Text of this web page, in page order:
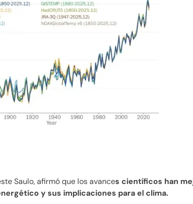
Saulo, afirmó que los avances científicos han
y sus implicaciones para el clima.